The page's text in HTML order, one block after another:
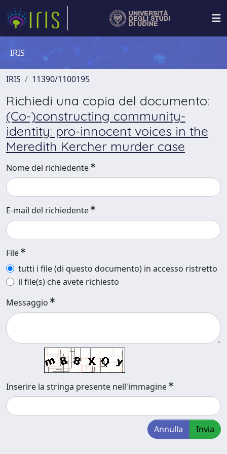
IRIS
IRIS 11390/1100195
Richiedi una copia del documento:
(Co-)constructing community-
identity: pro-innocent voices in the
Meredith Kercher murder case
Nome del richiedente
E-mail del richiedente
File
tutti i file (di questo documento) in accesso ristretto
il file(s) che avete richiesto
Messaggio
Inserire la stringa presente nell'immagine
Annulla Invia